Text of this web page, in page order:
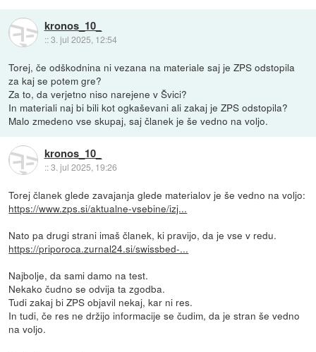
kronos_10_
::3. jul 2025, 12:54
Torej, če odškodnina ni vezana na materiale saj je ZPS odstopila
za kaj se potem gre?
Za to, da verjetno niso narejene v Švici?
In materiali naj bi bili kot ogkaševani ali zakaj je ZPS odstopila?
Malo zmedeno vse skupaj, saj članek je še vedno na voljo.
kronos_10_
::3. jul 2025, 19:26
Torej članek glede zavajanja glede materialov je še vedno na voljo:
https://www.zps.si/aktualne-vsebine/izj...
Nato pa drugi strani imaš članek, ki pravijo, da je vse v redu.
https://priporoca.zurnal24.si/swissbed-...
Najbolje, da sami damo na test.
Nekako čudno se odvija ta zgodba.
Tudi zakaj bi ZPS objavil nekaj, kar ni res.
In tudi, če res ne držijo informacije se čudim, da je stran še vedno
na voljo.